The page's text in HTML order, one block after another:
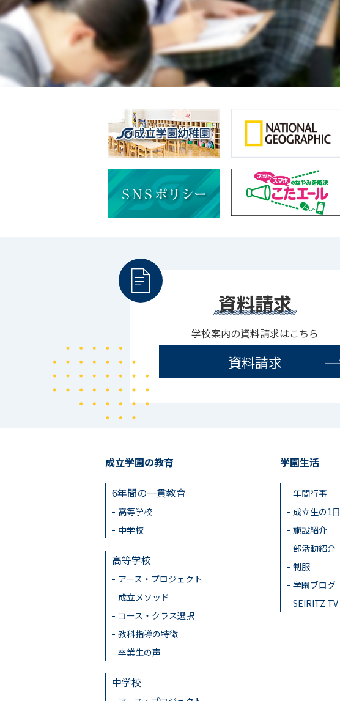
資料請求
学校案内の資料請求はこちら
資料請求
成立学園の教育
6年間の一貫教育
高等学校
中学校
高等学校
アース・プロジェクト
成立メソッド
コース・クラス選択
教科指導の特徴
卒業生の声
中学校
学園生活
年間行事
成立生の1日
施設紹介
部活動紹介
制服
学園ブログ
SEIRITZ TV